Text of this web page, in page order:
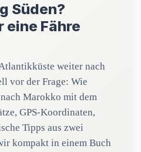
Süden?
eine Fähre
weiter nach
vor der Frage: Wie
Marokko mit dem
GPS-Koordinaten,
Tipps aus zwei
kompakt in einem Buch